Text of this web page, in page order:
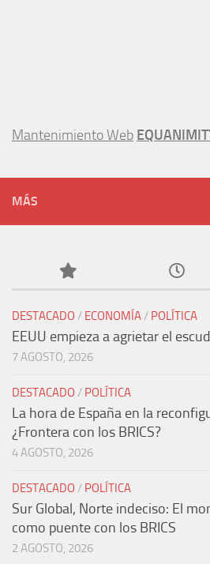
Mantenimiento Web
MÁS
DESTACADO / ECONOMÍA/ POLÍTICA
EEUU empieza a agrietar el
7 AGOSTO, 2026
DESTACADO / POLÍTICA
La hora de España en la
¿Frontera con los BRICS?
4 AGOSTO, 2026
DESTACADO / POLÍTICA
Sur Global, Norte indeciso: El
como puente con los BRICS
2 AGOSTO, 2026